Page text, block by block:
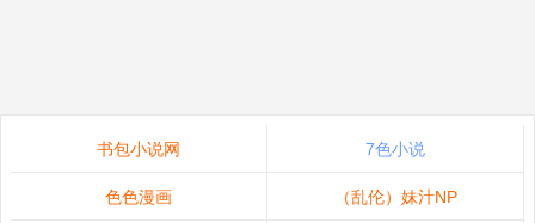
书包小说网 7色小说
色色漫画 （乱伦）妹汁NP